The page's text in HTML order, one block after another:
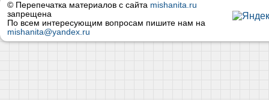
© Перепечатка материалов с сайта mishanita.ru
запрещена
По всем интересующим вопросам пишите нам на
mishanita@yandex.ru